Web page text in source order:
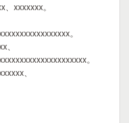
xxxxxxx。
。
。
、